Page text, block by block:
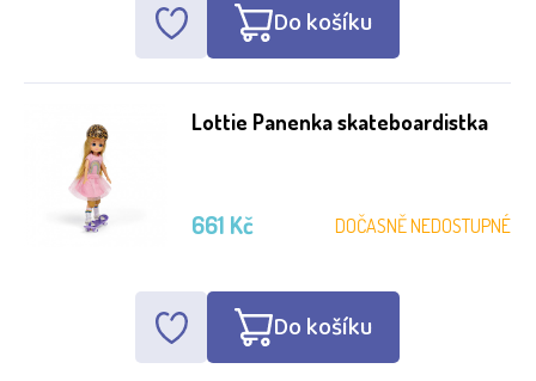
Do košíku
Lottie Panenka skateboardistka
DOČASNĚ NEDOSTUPNÉ
661 Kč
Do košíku